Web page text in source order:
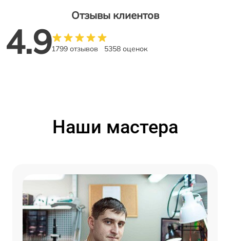
Отзывы клиентов
4.91799 отзывов 5358 оценок
Наши мастера